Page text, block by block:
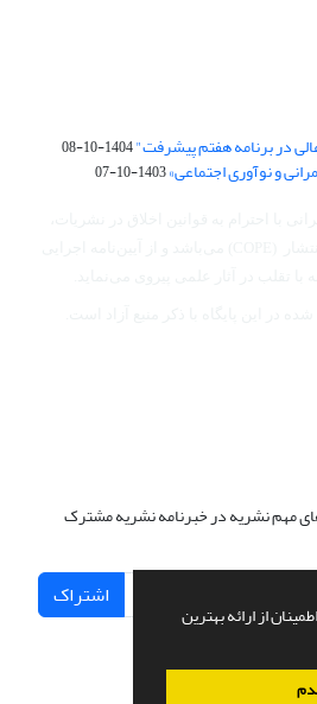
از ارائه بهترین
در برنامه هفتم پیشرفت"1404-10-08
و نوآوری اجتماعی»1403-10-07
های مهم نشریه در خبرنامه نشریه مشترک
اشتراک